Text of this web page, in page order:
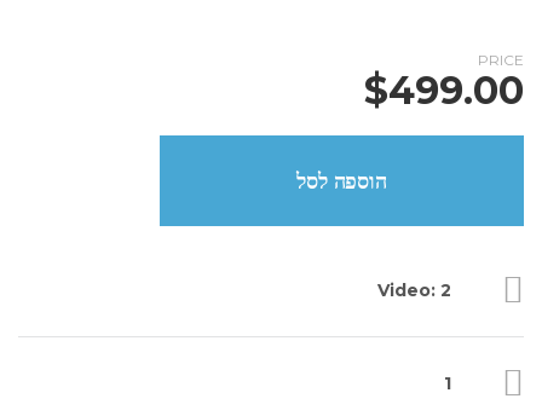
PRICE
$499.00
הוספה לסל
Video: 2
1